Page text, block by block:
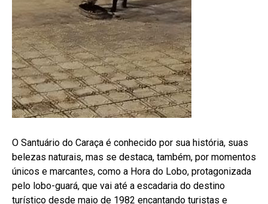
O Santuário do Caraça é conhecido por sua história, suas
belezas naturais, mas se destaca, também, por momentos
únicos e marcantes, como a Hora do Lobo, protagonizada
pelo lobo-guará, que vai até a escadaria do destino
turístico desde maio de 1982 encantando turistas e